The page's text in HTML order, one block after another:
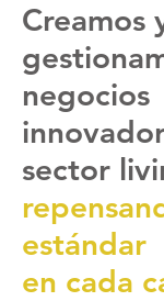
Creamos
negocios
innov
sector
estándar
en cada